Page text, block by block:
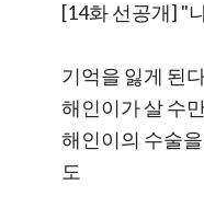
[14화 선공개] "
기억을 잃게 된
해인이가 살 수
해인이의 수술
도